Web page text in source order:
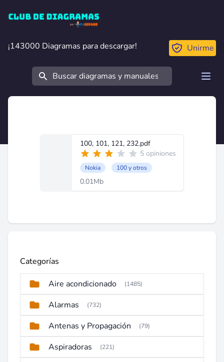
Club de Diagramas
¡143000 Diagramas para descargar!
¡143000 Diagramas para descargar! Unirme
Buscar
100, 101, 121, 232.pdf
5 opiniones
Nokia 100 y otros
0.01Mb
Categorías
Aire acondicionado (1485)
Alarmas (732)
Antenas y Propagación (79)
Aspiradoras (221)